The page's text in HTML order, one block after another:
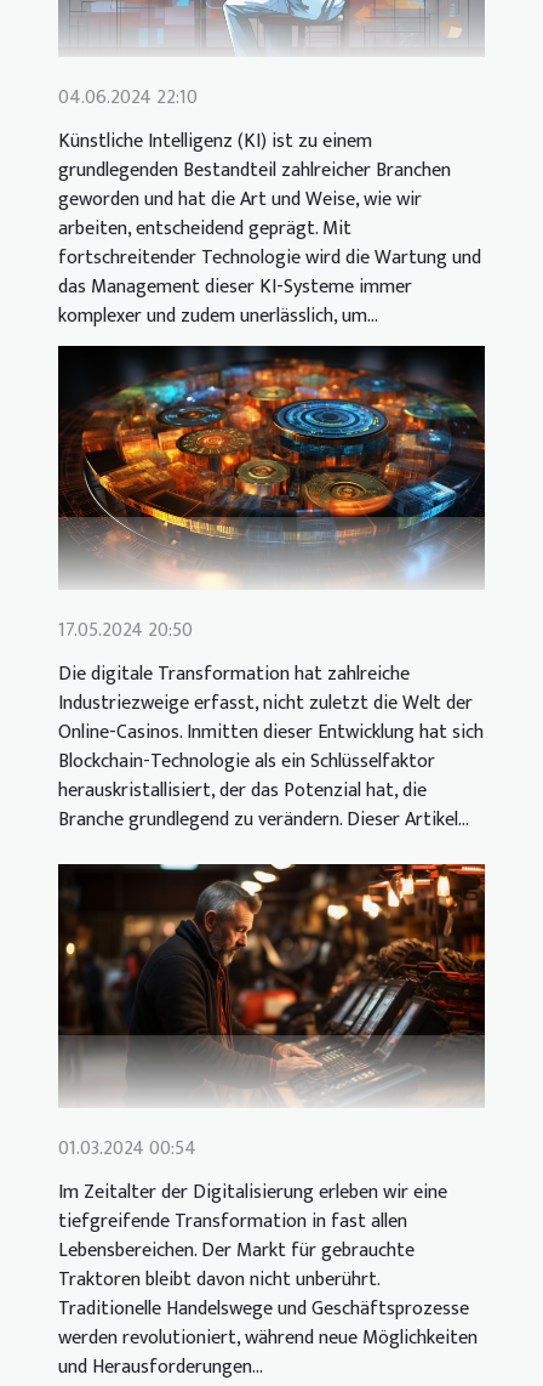
04.06.2024 22:10
Künstliche Intelligenz (KI) ist zu einem
grundlegenden Bestandteil zahlreicher Branchen
geworden und hat die Art und Weise, wie wir
arbeiten, entscheidend geprägt. Mit
fortschreitender Technologie wird die Wartung und
das Management dieser KI-Systeme immer
komplexer und zudem unerlässlich, um...
17.05.2024 20:50
Die digitale Transformation hat zahlreiche
Industriezweige erfasst, nicht zuletzt die Welt der
Online-Casinos. Inmitten dieser Entwicklung hat sich
Blockchain-Technologie als ein Schlüsselfaktor
herauskristallisiert, der das Potenzial hat, die
Branche grundlegend zu verändern. Dieser Artikel...
01.03.2024 00:54
Im Zeitalter der Digitalisierung erleben wir eine
tiefgreifende Transformation in fast allen
Lebensbereichen. Der Markt für gebrauchte
Traktoren bleibt davon nicht unberührt.
Traditionelle Handelswege und Geschäftsprozesse
werden revolutioniert, während neue Möglichkeiten
und Herausforderungen...